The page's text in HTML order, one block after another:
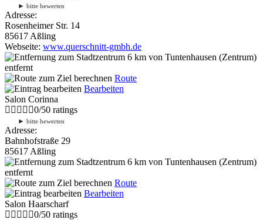
► bitte bewerten
Adresse:
Rosenheimer Str. 14
85617 Aßling
Webseite: www.querschnitt-gmbh.de
6 km von Tuntenhausen (Zentrum)
entfernt
Route
Bearbeiten
Salon Corinna
0/50 ratings
► bitte bewerten
Adresse:
Bahnhofstraße 29
85617 Aßling
6 km von Tuntenhausen (Zentrum)
entfernt
Route
Bearbeiten
Salon Haarscharf
0/50 ratings